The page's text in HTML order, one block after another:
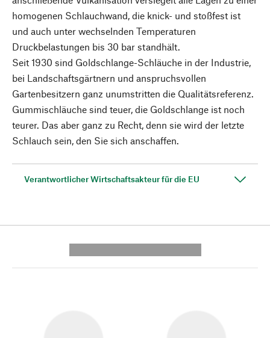
homogenen Schlauchwand, die knick- und stoßfest ist
und auch unter wechselnden Temperaturen
Druckbelastungen bis 30 bar standhält.
Seit 1930 sind Goldschlange-Schläuche in der Industrie,
bei Landschaftsgärtnern und anspruchsvollen
Gartenbesitzern ganz unumstritten die Qualitätsreferenz.
Gummischläuche sind teuer, die Goldschlange ist noch
teurer. Das aber ganz zu Recht, denn sie wird der letzte
Schlauch sein, den Sie sich anschaffen.
Verantwortlicher Wirtschaftsakteur für die EU